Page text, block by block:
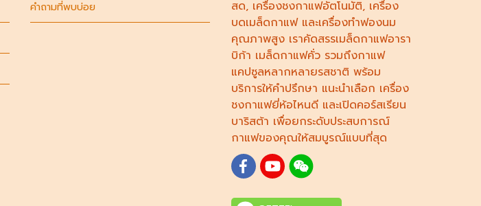
คำถามที่พบบ่อย
สด, เครื่องชงกาแฟอัตโนมัติ, เครื่อง
บดเมล็ดกาแฟและเครื่องทำฟองนม
คุณภาพสูง เราคัดสรรเมล็ดกาแฟอารา
บิก้า เมล็ดกาแฟคั่ว รวมถึงกาแฟ
แคปซูลหลากหลายรสชาติ พร้อม
บริการให้คำปรึกษา แนะนำเลือก เครื่อง
ชงกาแฟยี่ห้อไหนดีและเปิดคอร์สเรียน
บาริสต้า เพื่อยกระดับประสบการณ์
กาแฟของคุณให้สมบูรณ์แบบที่สุด